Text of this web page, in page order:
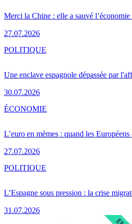
Merci la Chine : elle a sauvé
27.07.2026
Une enclave espagnole dépassée par
30.07.2026
POLITIQUE
L’euro en mèmes : quand les
27.07.2026
ÉCONOMIE
L’Espagne sous pression : la crise
31.07.2026
POLITIQUE